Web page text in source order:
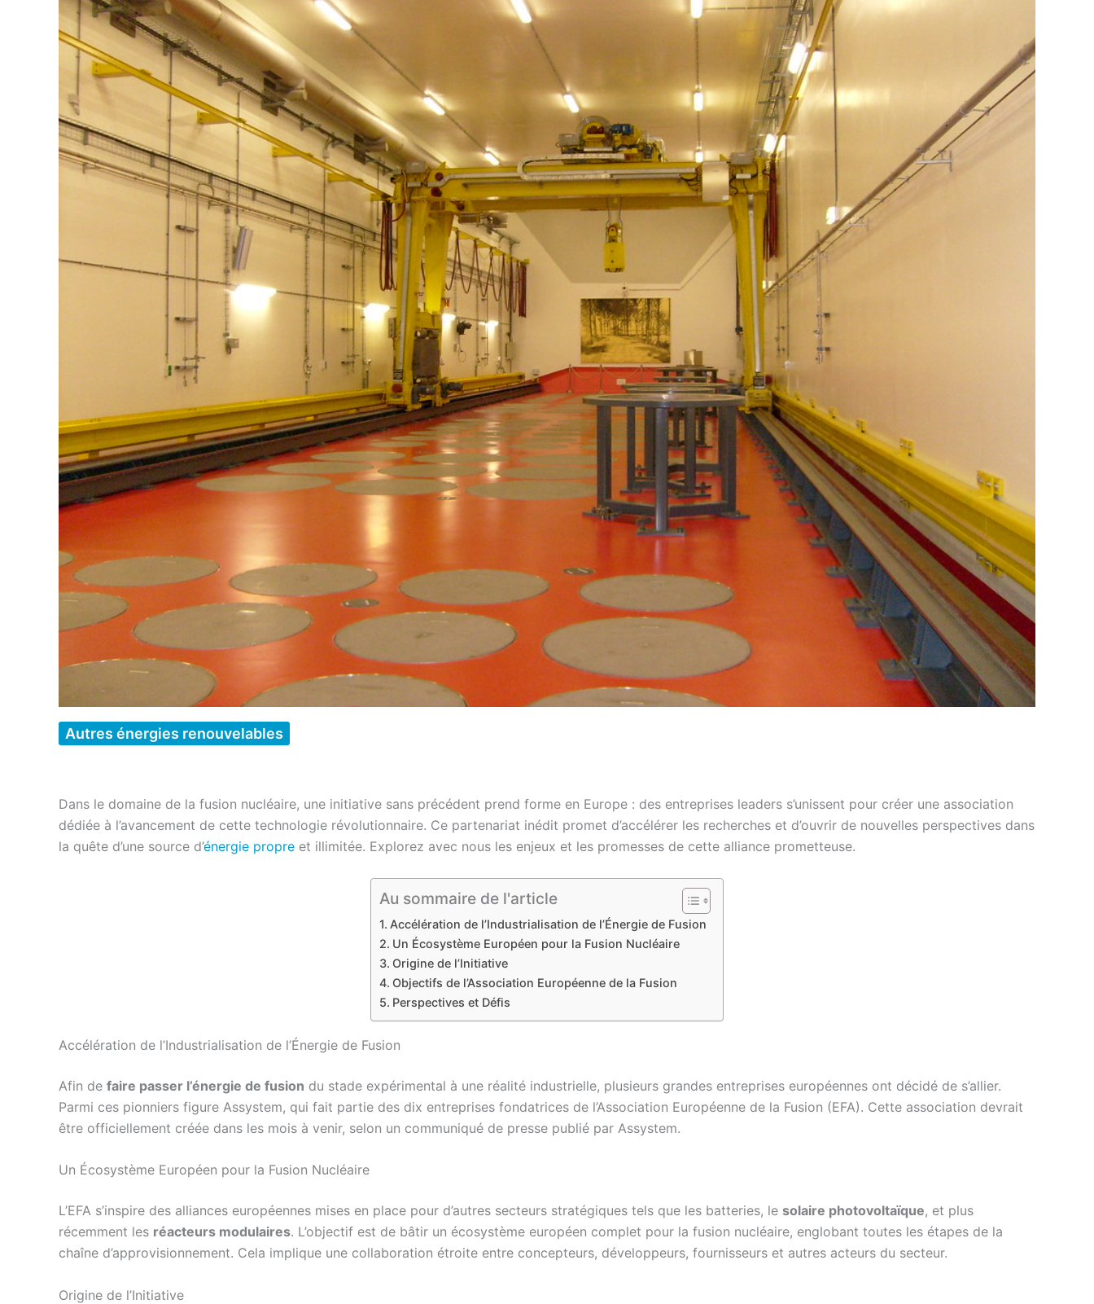
Autres énergies renouvelables
Dans le domaine de la fusion nucléaire, une initiative sans précédent prend forme en Europe : des entreprises leaders s’unissent pour créer une association
dédiée à l’avancement de cette technologie révolutionnaire. Ce partenariat inédit promet d’accélérer les recherches et d’ouvrir de nouvelles perspectives dans
la quête d’une source d’énergie propre et illimitée. Explorez avec nous les enjeux et les promesses de cette alliance prometteuse.
Au sommaire de l'article
Accélération de l’Industrialisation de l’Énergie de Fusion
Un Écosystème Européen pour la Fusion Nucléaire
Origine de l’Initiative
Objectifs de l’Association Européenne de la Fusion
Perspectives et Défis
Accélération de l’Industrialisation de l’Énergie de Fusion
Afin de faire passer l’énergie de fusion du stade expérimental à une réalité industrielle, plusieurs grandes entreprises européennes ont décidé de s’allier.
Parmi ces pionniers figure Assystem, qui fait partie des dix entreprises fondatrices de l’Association Européenne de la Fusion (EFA). Cette association devrait
être officiellement créée dans les mois à venir, selon un communiqué de presse publié par Assystem.
Un Écosystème Européen pour la Fusion Nucléaire
L’EFA s’inspire des alliances européennes mises en place pour d’autres secteurs stratégiques tels que les batteries, le solaire photovoltaïque, et plus
récemment les réacteurs modulaires. L’objectif est de bâtir un écosystème européen complet pour la fusion nucléaire, englobant toutes les étapes de la
chaîne d’approvisionnement. Cela implique une collaboration étroite entre concepteurs, développeurs, fournisseurs et autres acteurs du secteur.
Origine de l’Initiative